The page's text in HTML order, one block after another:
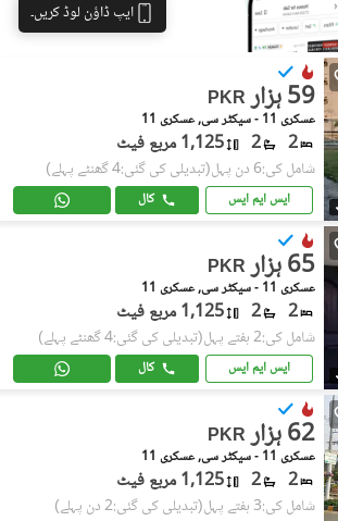
ایپ ڈاؤن لوڈ کریں۔
PKR 59 ہزار
عسکری 11 - سیکٹر سی, عسکری 11
2
2 1,125 مربع فیٹ
شامل کی:6 دن پہل (تبدیلی کی گئی:4 گھنٹے پہلے)
ایس ایم ایس کال
PKR 65 ہزار
عسکری 11 - سیکٹر سی, عسکری 11
2
2 1,125 مربع فیٹ
شامل کی:2 ہفتے پہل (تبدیلی کی گئی:4 گھنٹے پہلے)
ایس ایم ایس کال
PKR 62 ہزار
عسکری 11 - سیکٹر سی, عسکری 11
2
2 1,125 مربع فیٹ
شامل کی:3 ہفتے پہل (تبدیلی کی گئی:2 دن پہلے)